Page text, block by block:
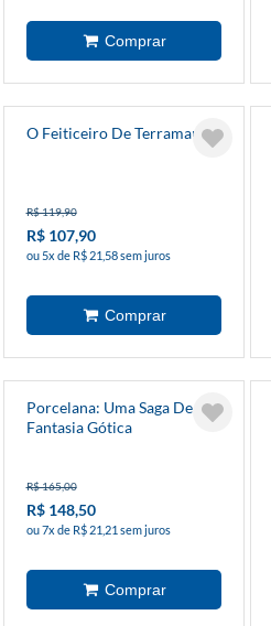
O Feiticeiro De Terramar
R$ 119,90
R$ 107,90
ou 5x de R$ 21,58 sem juros
Porcelana: Uma Saga De
Fantasia Gótica
R$ 165,00
R$ 148,50
ou 7x de R$ 21,21 sem juros